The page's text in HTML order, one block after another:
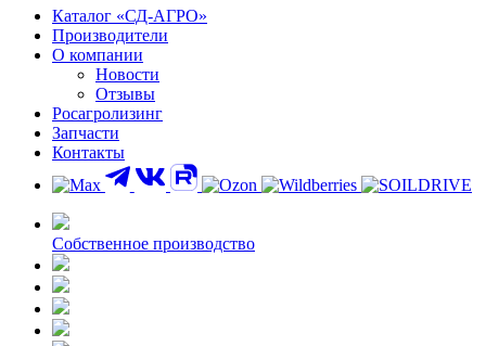
Каталог «СД-АГРО»
Производители
О компании
Новости
Отзывы
Росагролизинг
Запчасти
Контакты
Собственное производство